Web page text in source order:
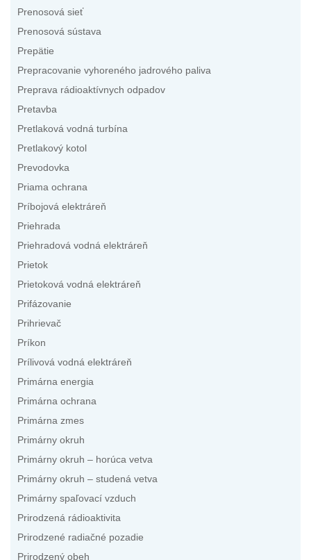
Prenosová sieť
Prenosová sústava
Prepätie
Prepracovanie vyhoreného jadrového paliva
Preprava rádioaktívnych odpadov
Pretavba
Pretlaková vodná turbína
Pretlakový kotol
Prevodovka
Priama ochrana
Príbojová elektráreň
Priehrada
Priehradová vodná elektráreň
Prietok
Prietoková vodná elektráreň
Prifázovanie
Prihrievač
Príkon
Prílivová vodná elektráreň
Primárna energia
Primárna ochrana
Primárna zmes
Primárny okruh
Primárny okruh – horúca vetva
Primárny okruh – studená vetva
Primárny spaľovací vzduch
Prirodzená rádioaktivita
Prirodzené radiačné pozadie
Prirodzený obeh